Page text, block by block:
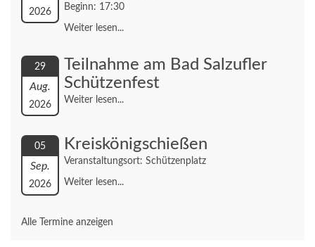
2026 Beginn: 17:30
Weiter lesen...
29
Aug.
2026
Teilnahme am Bad Salzufler
Schützenfest
Weiter lesen...
05
Sep.
2026
Kreiskönigschießen
Veranstaltungsort: Schützenplatz
Weiter lesen...
Alle Termine anzeigen